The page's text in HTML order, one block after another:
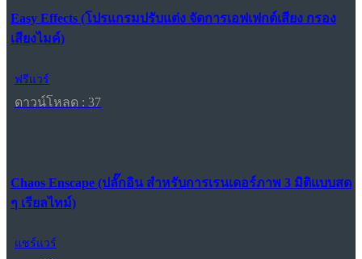
Easy Effects (โปรแกรมปรับแต่ง จัดการเอฟเฟกต์เสียง กรอง
เสียงไมค์)
ฟรีแวร์
ดาวน์โหลด : 37
Chaos Enscape (ปลั๊กอิน สำหรับการเรนเดอร์ภาพ 3 มิติแบบสด
ๆ เรียลไทม์)
แชร์แวร์